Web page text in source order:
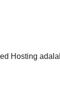
Hosting